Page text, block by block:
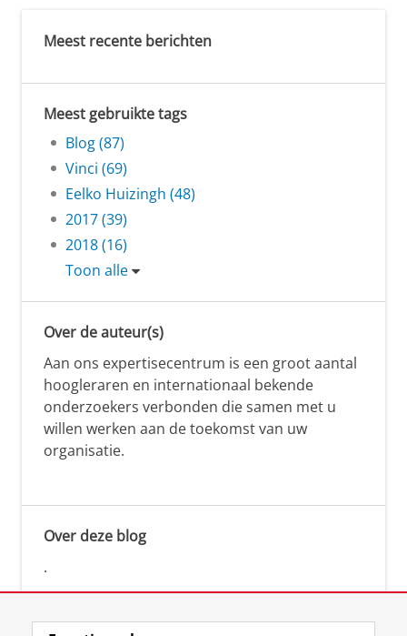
Meest recente berichten
Meest gebruikte tags
Blog (87)
Vinci (69)
Eelko Huizingh (48)
2017 (39)
2018 (16)
Toon alle
Over de auteur(s)
Aan ons expertisecentrum is een groot aantal
hoogleraren en internationaal bekende
onderzoekers verbonden die samen met u
willen werken aan de toekomst van uw
organisatie.
Over deze blog
.